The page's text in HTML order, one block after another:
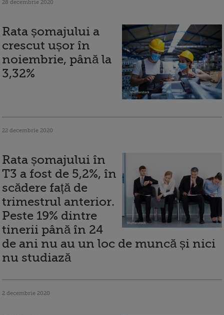
28 decembrie 2020
Rata șomajului a
crescut ușor în
noiembrie, până la
3,32%
22 decembrie 2020
Rata șomajului în
T3 a fost de 5,2%, în
scădere față de
trimestrul anterior.
Peste 19% dintre
tinerii până în 24
de ani nu au un loc de muncă și nici
nu studiază
2 decembrie 2020